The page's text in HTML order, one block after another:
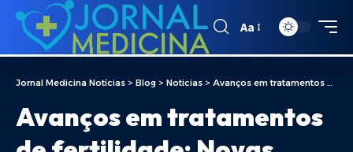
Aa
Jornal Medicina Notícias > Blog > Noticias > Avanços em tratamentos de fertilidade: Novas técnicas e tecnologias revolucionam a medicina reprodutiva
Avanços em tratamentos